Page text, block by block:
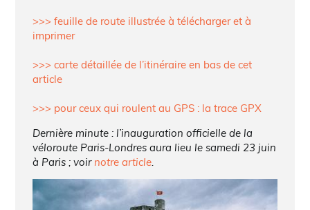
>>> feuille de route illustrée à télécharger et à
imprimer
>>> carte détaillée de l’itinéraire en bas de cet
article
>>> pour ceux qui roulent au GPS : la trace GPX
Dernière minute : l’inauguration officielle de la
véloroute Paris-Londres aura lieu le samedi 23 juin
à Paris ; voir notre article.